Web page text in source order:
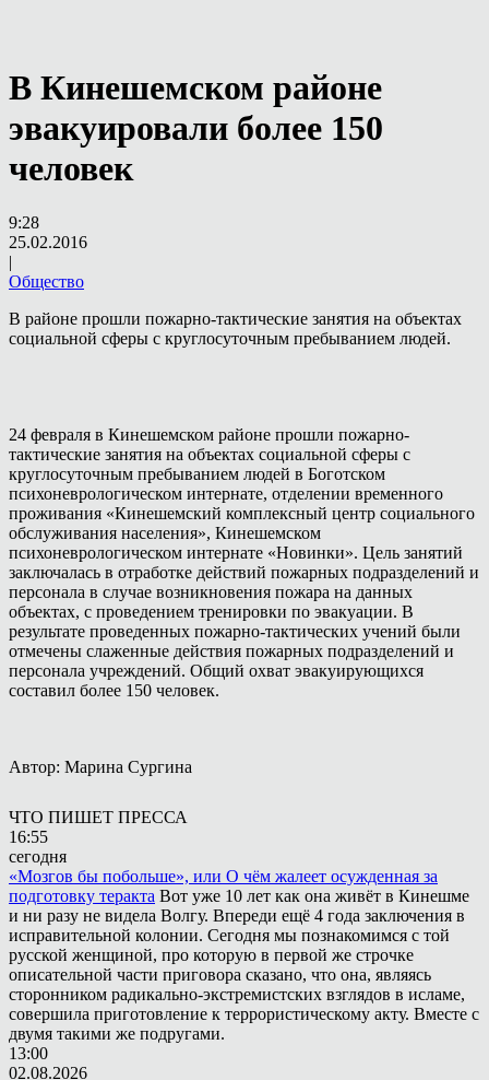
В Кинешемском районе
эвакуировали более 150
человек
9:28
25.02.2016
|
Общество
В районе прошли пожарно-тактические занятия на объектах
социальной сферы с круглосуточным пребыванием людей.
24 февраля в Кинешемском районе прошли пожарно-
тактические занятия на объектах социальной сферы с
круглосуточным пребыванием людей в Боготском
психоневрологическом интернате, отделении временного
проживания «Кинешемский комплексный центр социального
обслуживания населения», Кинешемском
психоневрологическом интернате «Новинки». Цель занятий
заключалась в отработке действий пожарных подразделений и
персонала в случае возникновения пожара на данных
объектах, с проведением тренировки по эвакуации. В
результате проведенных пожарно-тактических учений были
отмечены слаженные действия пожарных подразделений и
персонала учреждений. Общий охват эвакуирующихся
составил более 150 человек.
Автор: Марина Сургина
ЧТО ПИШЕТ ПРЕССА
16:55
сегодня
«Мозгов бы побольше», или О чём жалеет осужденная за
подготовку теракта Вот уже 10 лет как она живёт в Кинешме
и ни разу не видела Волгу. Впереди ещё 4 года заключения в
исправительной колонии. Сегодня мы познакомимся с той
русской женщиной, про которую в первой же строчке
описательной части приговора сказано, что она, являясь
сторонником радикально-экстремистских взглядов в исламе,
совершила приготовление к террористическому акту. Вместе с
двумя такими же подругами.
13:00
02.08.2026